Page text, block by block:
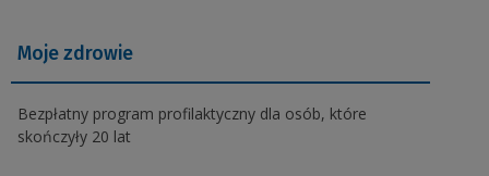
Moje zdrowie
Bezpłatny program profilaktyczny dla osób, które
skończyły 20 lat